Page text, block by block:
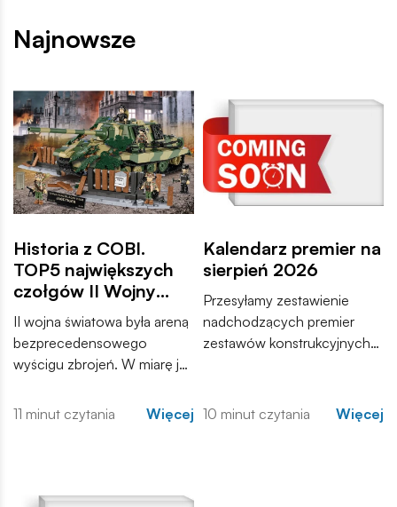
Najnowsze
Historia z COBI.
TOP5 największych
czołgów II Wojny
Światowej
II wojna światowa była areną
bezprecedensowego
wyścigu zbrojeń. W miarę jak
inżynierowie po obu
11 minut czytania Więcej
Kalendarz premier na
sierpień 2026
Przesyłamy zestawienie
nadchodzących premier
zestawów konstrukcyjnych
kontynuacje popularnych
10 minut czytania Więcej